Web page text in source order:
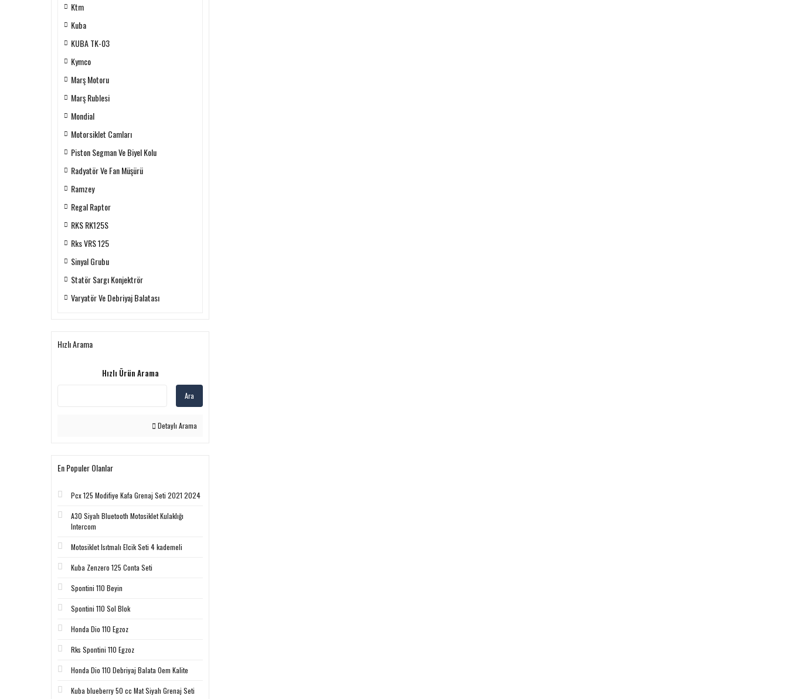
Ktm
Kuba
KUBA TK-03
Kymco
Marş Motoru
Marş Rublesi
Mondial
Motorsiklet Camları
Piston Segman Ve Biyel Kolu
Radyatör Ve Fan Müşürü
Ramzey
Regal Raptor
RKS RK125S
Rks VRS 125
Sinyal Grubu
Statör Sargı Konjektrör
Varyatör Ve Debriyaj Balatası
Hızlı Arama
Hızlı Ürün Arama
Ara
Detaylı Arama
En Populer Olanlar
Pcx 125 Modifiye Kafa Grenaj Seti 2021 2024
A30 Siyah Bluetooth Motosiklet Kulaklığı
Intercom
Motosiklet Isıtmalı Elcik Seti 4 kademeli
Kuba Zenzero 125 Conta Seti
Spontini 110 Beyin
Spontini 110 Sol Blok
Honda Dio 110 Egzoz
Rks Spontini 110 Egzoz
Honda Dio 110 Debriyaj Balata Oem Kalite
Kuba blueberry 50 cc Mat Siyah Grenaj Seti